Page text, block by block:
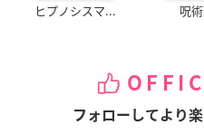
ヒプノシスマ... 呪
フォローしてより